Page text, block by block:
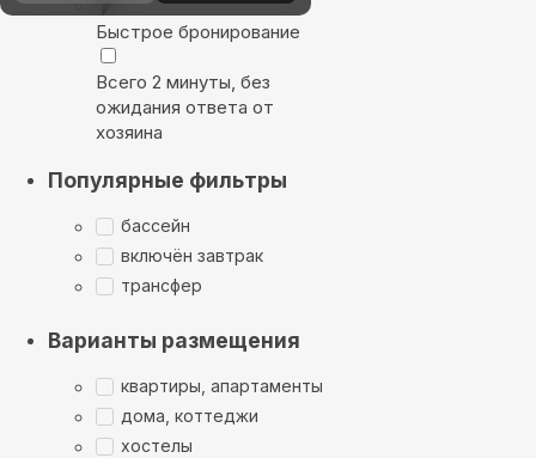
Быстрое бронирование
Всего 2 минуты, без
ожидания ответа от
хозяина
Популярные фильтры
бассейн
включён завтрак
трансфер
Варианты размещения
квартиры, апартаменты
дома, коттеджи
хостелы